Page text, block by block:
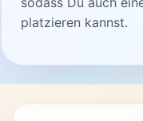
platzieren kannst.